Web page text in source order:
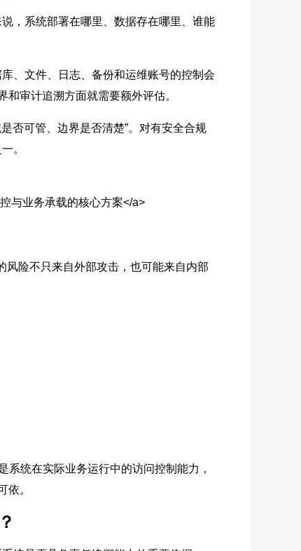
，系统部署在哪里、数据存在哪里、谁能
、文件、日志、备份和运维账号的控制会
审计追溯方面就需要额外评估。
否可管、边界是否清楚”。对有安全合规
。
与业务承载的核心方案</a>
险不只来自外部攻击，也可能来自内部
系统在实际业务运行中的访问控制能力，
依。